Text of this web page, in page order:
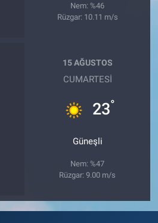
Nem: %46
Rüzgar: 10.11 m/s
15 AĞUSTOS
CUMARTESI
23°
Güneşli
Nem: %47
Rüzgar: 9.00 m/s